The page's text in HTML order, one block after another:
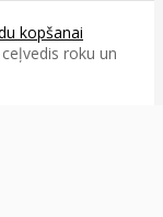
kopšanai
roku un